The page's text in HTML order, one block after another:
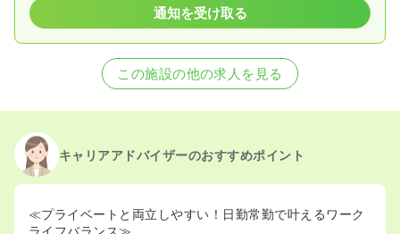
通知を受け取る
この施設の他の求人を見る
キャリアアドバイザーのおすすめポイント
≪プライベートと両立しやすい！日勤常勤で叶えるワーク
ライフバランス≫